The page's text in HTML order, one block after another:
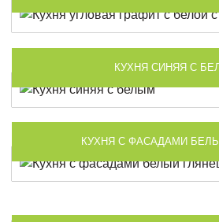
КУХНЯ СИНЯЯ С
КУХНЯ С ФАСАДАМИ